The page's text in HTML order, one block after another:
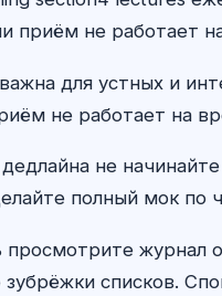
приём не работает
для устных и
не работает на
не
полный мок
просмотрите
списков.